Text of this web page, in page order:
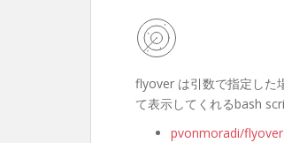
flyover は引数で指定した
て表示してくれるbash
pvonmoradi/